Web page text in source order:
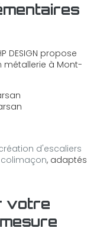
DESIGN propose
à Mont-
d'escaliers
, adaptés
votre